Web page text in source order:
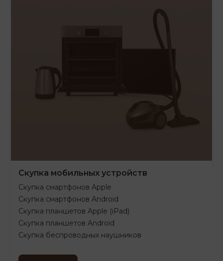
Скупка мобильных устройств
Скупка смартфонов Apple
Скупка смартфонов Android
Скупка планшетов Apple (iPad)
Скупка планшетов Android
Скупка беспроводных наушников